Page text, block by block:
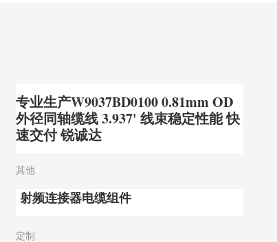
专业生产W9037BD0100 0.81mm OD
外径同轴缆线 3.937' 线束稳定性能 快
速交付 锐诚达
其他
射频连接器电缆组件
定制